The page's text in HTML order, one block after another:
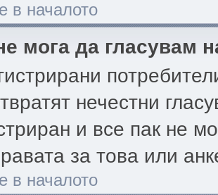
в началото
мога да гласувам
нечестни
и все пак не
за това или
в началото